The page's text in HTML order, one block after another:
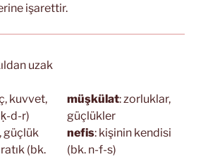
işarettir.
uzak
kuvvet,
d-r)
güçlük
(bk.
müşkülat: zorluklar,
güçlükler
nefis: kişinin kendisi
(bk. n-f-s)